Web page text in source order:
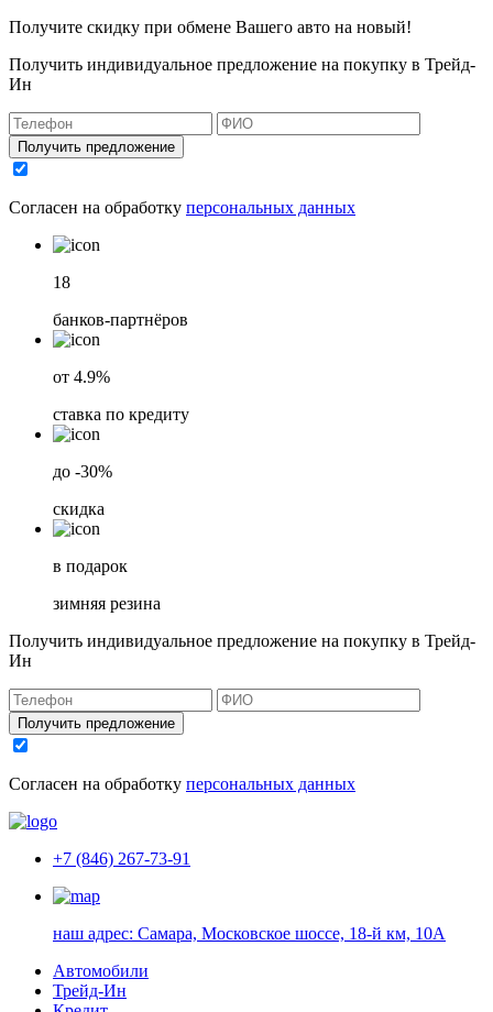
Получите скидку при обмене Вашего авто на новый!
Получить индивидуальное предложение на покупку в Трейд-
Ин
Получить предложение
Согласен на обработку персональных данных
18
банков-партнёров
от 4.9%
ставка по кредиту
до -30%
скидка
в подарок
зимняя резина
Получить индивидуальное предложение на покупку в Трейд-
Ин
Получить предложение
Согласен на обработку персональных данных
+7 (846) 267-73-91
наш адрес: Самара, Московское шоссе, 18-й км, 10А
Автомобили
Трейд-Ин